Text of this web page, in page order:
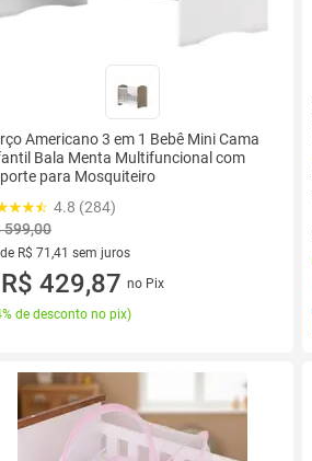
Americano 3 em 1 Bebê Mini Cama
Bala Menta Multifuncional com
para Mosquiteiro
4.8 (284)
599,00
R$ 71,41 sem juros
de R$ 71,41 sem juros
R$ 429,87 no Pix
de desconto no pix)